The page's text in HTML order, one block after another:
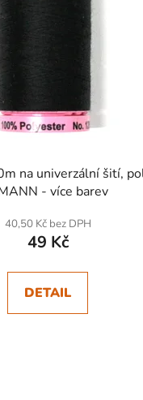
na univerzální šití,
- více barev
40,50 Kč bez DPH
49 Kč
DETAIL